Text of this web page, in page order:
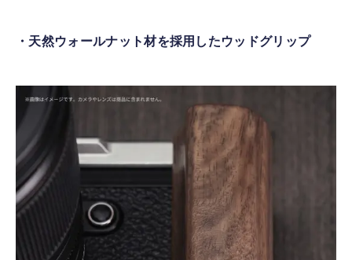
・天然ウォールナット材を採用したウッドグリップ